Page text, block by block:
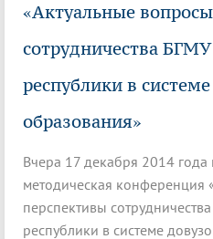
«Актуальные
сотрудничества
республики в
образования»
Вчера 17 декабря 2014
методическая конференция
перспективы
республики в системе